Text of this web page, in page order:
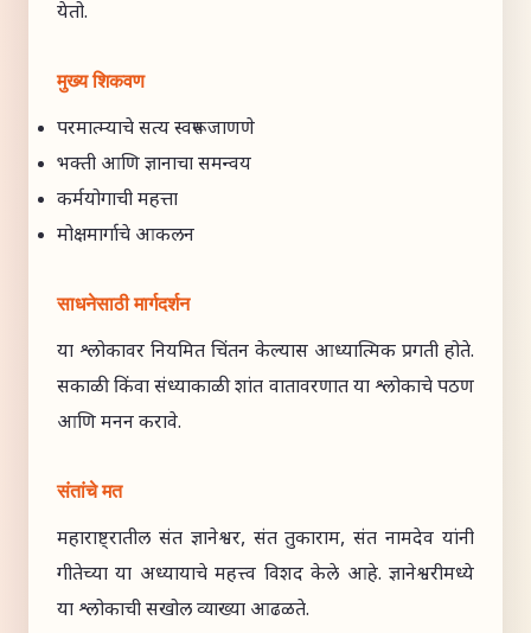
येतो.
मुख्य शिकवण
परमात्म्याचे सत्य स्वरूप जाणणे
भक्ती आणि ज्ञानाचा समन्वय
कर्मयोगाची महत्ता
मोक्षमार्गाचे आकलन
साधनेसाठी मार्गदर्शन
या श्लोकावर नियमित चिंतन केल्यास आध्यात्मिक प्रगती होते.
सकाळी किंवा संध्याकाळी शांत वातावरणात या श्लोकाचे पठण
आणि मनन करावे.
संतांचे मत
महाराष्ट्रातील संत ज्ञानेश्वर, संत तुकाराम, संत नामदेव यांनी
गीतेच्या या अध्यायाचे महत्त्व विशद केले आहे. ज्ञानेश्वरीमध्ये
या श्लोकाची सखोल व्याख्या आढळते.